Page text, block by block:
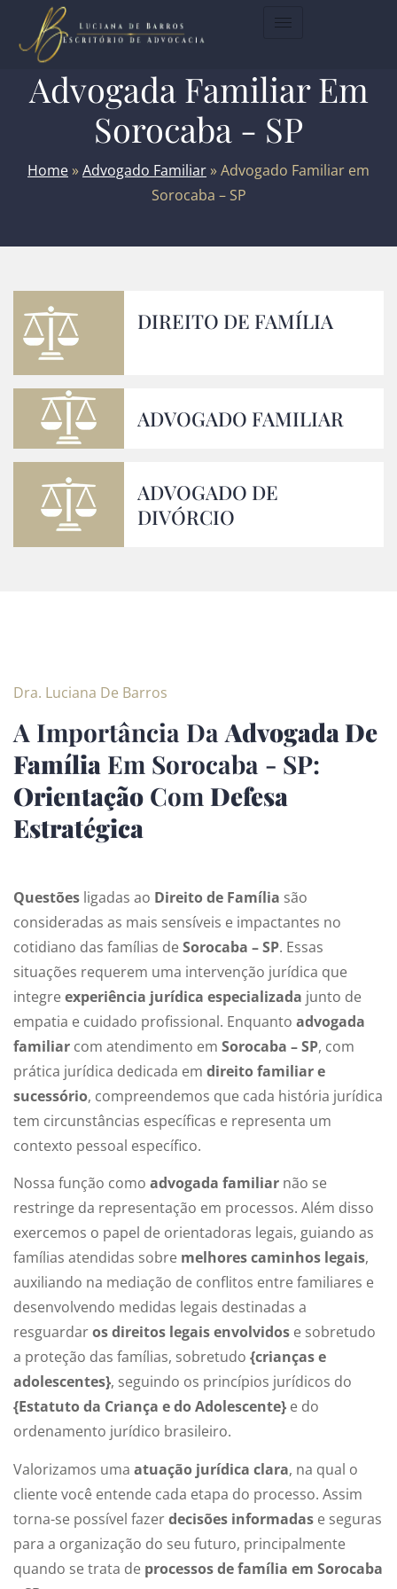
Advogada Familiar Em
Sorocaba - SP
Home»Advogado Familiar»Advogado Familiar em
Sorocaba – SP
DIREITO DE FAMÍLIA
ADVOGADO FAMILIAR
ADVOGADO DE
DIVÓRCIO
Dra. Luciana De Barros
A Importância Da Advogada De
Família Em Sorocaba - SP:
Orientação Com Defesa
Estratégica
Questões ligadas ao Direito de Família são
consideradas as mais sensíveis e impactantes no
cotidiano das famílias deSorocaba – SP. Essas
situações requerem uma intervenção jurídica que
integreexperiência jurídica especializada junto de
empatia e cuidado profissional. Enquanto advogada
familiar com atendimento em Sorocaba – SP, com
prática jurídica dedicada em direito familiar e
sucessório, compreendemos que cada história jurídica
tem circunstâncias específicas e representa um
contexto pessoal específico.
Nossa função como advogada familiar não se
restringe da representação em processos. Além disso
exercemos o papel de orientadoras legais, guiando as
famílias atendidas sobre melhores caminhos legais,
auxiliando na mediação de conflitos entre familiares e
desenvolvendo medidas legais destinadas a
resguardaros direitos legais envolvidos e sobretudo
a proteção das famílias, sobretudo {crianças e
adolescentes}, seguindo os princípios jurídicos do
{Estatuto da Criança e do Adolescente} e do
ordenamento jurídico brasileiro.
Valorizamos uma atuação jurídica clara, na qual o
cliente você entende cada etapa do processo. Assim
torna-se possível fazerdecisões informadas e seguras
para a organização do seu futuro, principalmente
quando se trata de processos de família em Sorocaba